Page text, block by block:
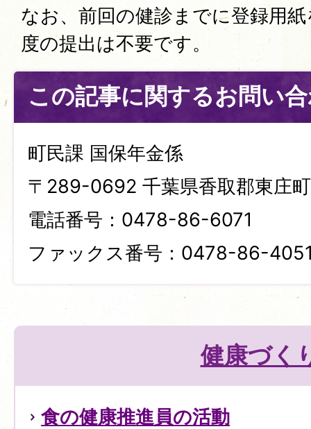
なお、前回の健診までに登録用
度の提出は不要です。
この記事に関するお問い
町民課 国保年金係
〒289-0692 千葉県香取郡東庄
電話番号：0478-86-6071
ファックス番号：0478-86-
健康づく
食の健康推進員の活動